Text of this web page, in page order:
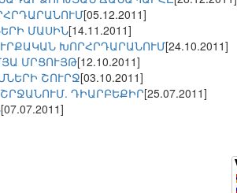
[05.12.2011]
ՄԱՍԻՆ[14.11.2011]
ԽՈՐՀՐԴԱՐԱՆՈՒՄ[24.10.2011]
ՄՐՑՈՒՅԹ[12.10.2011]
ՇՈՒՐՋ[03.10.2011]
ԴԻԱՐԲԵՔԻՐ[25.07.2011]
[07.07.2011]